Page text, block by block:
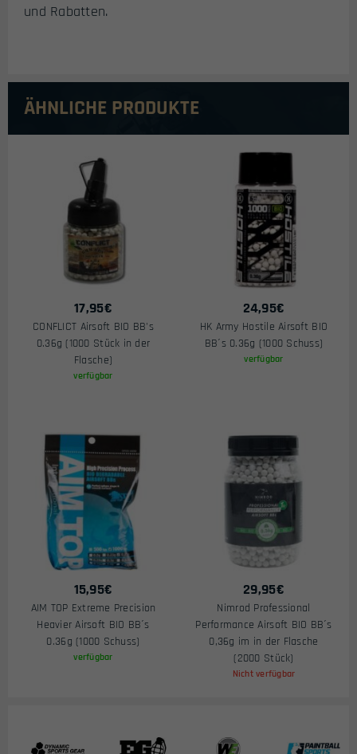
und Rabatten.
ÄHNLICHE PRODUKTE
17,95€
CONFLICT Airsoft BIO BB's
0.36g (1000 Stück in der
Flasche)
verfügbar
24,95€
HK Army Hostile Airsoft BIO
BB´s 0.36g (1000 Schuss)
verfügbar
15,95€
AIM TOP Extreme Precision
Heavier Airsoft BIO BB´s
0.36g (1000 Schuss)
verfügbar
29,95€
Nimrod Professional
Performance Airsoft BIO BB´s
0,36g im in der Flasche
(2000 Stück)
Nicht verfügbar